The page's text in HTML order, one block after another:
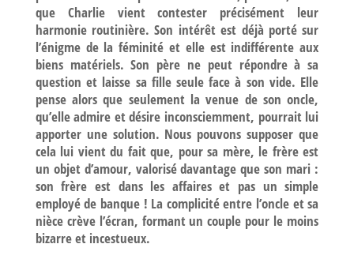
que Charlie vient contester précisément leur
harmonie routinière. Son intérêt est déjà porté sur
l’énigme de la féminité et elle est indifférente aux
biens matériels. Son père ne peut répondre à sa
question et laisse sa fille seule face à son vide. Elle
pense alors que seulement la venue de son oncle,
qu’elle admire et désire inconsciemment, pourrait lui
apporter une solution. Nous pouvons supposer que
cela lui vient du fait que, pour sa mère, le frère est
un objet d’amour, valorisé davantage que son mari :
son frère est dans les affaires et pas un simple
employé de banque ! La complicité entre l’oncle et sa
nièce crève l’écran, formant un couple pour le moins
bizarre et incestueux.